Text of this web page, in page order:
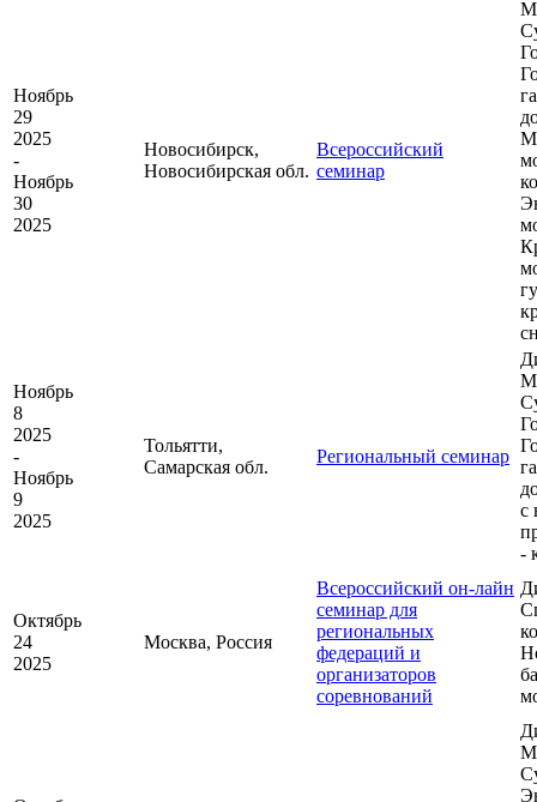
Ноябрь
29
2025
-
Ноябрь
30
2025
Новосибирск,
Новосибирская обл.
Всероссийский
семинар
Ноябрь
8
2025
-
Ноябрь
9
2025
Тольятти,
Самарская обл.
Региональный семинар
с
-
Октябрь
24
2025
Москва, Россия
Всероссийский он-лайн
семинар для
региональных
федераций и
организаторов
соревнований